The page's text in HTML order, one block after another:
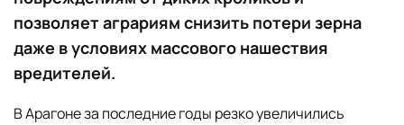
позволяет аграриям снизить потери зерна
даже в условиях массового нашествия
вредителей.
В Арагоне за последние годы резко увеличились